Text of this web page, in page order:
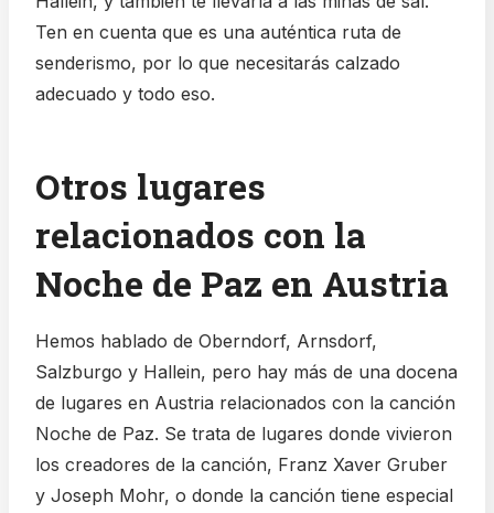
Ten en cuenta que es una auténtica ruta de
senderismo, por lo que necesitarás calzado
adecuado y todo eso.
Otros lugares
relacionados con la
Noche de Paz en Austria
Hemos hablado de Oberndorf, Arnsdorf,
Salzburgo y Hallein, pero hay más de una docena
de lugares en Austria relacionados con la canción
Noche de Paz. Se trata de lugares donde vivieron
los creadores de la canción, Franz Xaver Gruber
y Joseph Mohr, o donde la canción tiene especial